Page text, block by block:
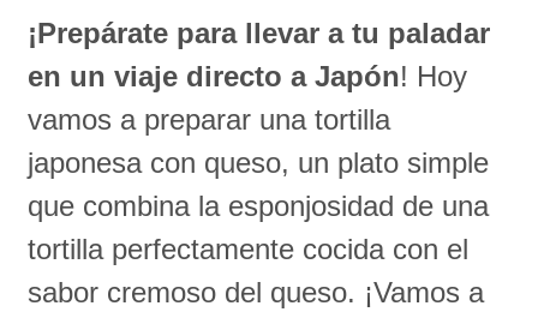
¡Prepárate para llevar a tu paladar
en un viaje directo a Japón! Hoy
vamos a preparar una tortilla
japonesa con queso, un plato simple
que combina la esponjosidad de una
tortilla perfectamente cocida con el
sabor cremoso del queso. ¡Vamos a